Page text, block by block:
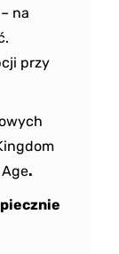
– na
przy
.